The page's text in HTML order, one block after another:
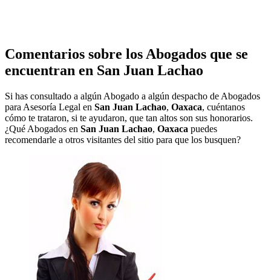
Comentarios sobre los Abogados que se
encuentran en San Juan Lachao
Si has consultado a algún Abogado a algún despacho de Abogados
para Asesoría Legal en San Juan Lachao, Oaxaca, cuéntanos
cómo te trataron, si te ayudaron, que tan altos son sus honorarios.
¿Qué Abogados en San Juan Lachao, Oaxaca puedes
recomendarle a otros visitantes del sitio para que los busquen?